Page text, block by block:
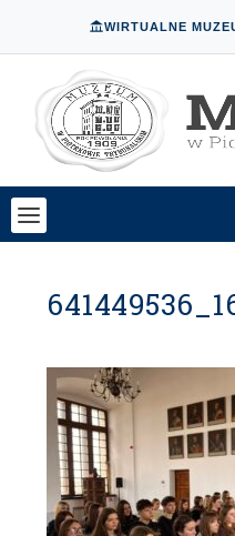
WIRTUALNE